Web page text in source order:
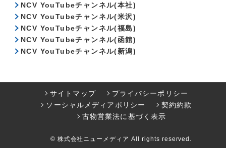
NCV YouTubeチャンネル(本社)
NCV YouTubeチャンネル(米沢)
NCV YouTubeチャンネル(福島)
NCV YouTubeチャンネル(函館)
NCV YouTubeチャンネル(新潟)
サイトマップ
プライバシーポリシー
ソーシャルメディアポリシー
契約約款
古物営業法に基づく表示
© 株式会社ニューメディア All rights reserved.